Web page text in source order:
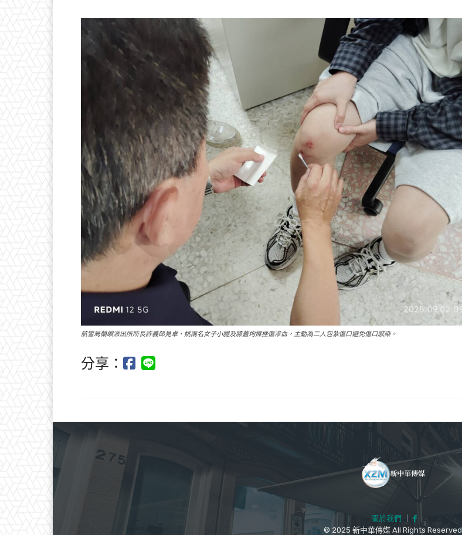
航警局蘭嶼派出所所長許義郎見卓、姚兩名女子小腿及膝蓋均擦挫傷滲血，主動為二人包紮傷口避免傷口感染。
分享：
關於我們
© 2025 新中華傳媒 All Rights Reserved.